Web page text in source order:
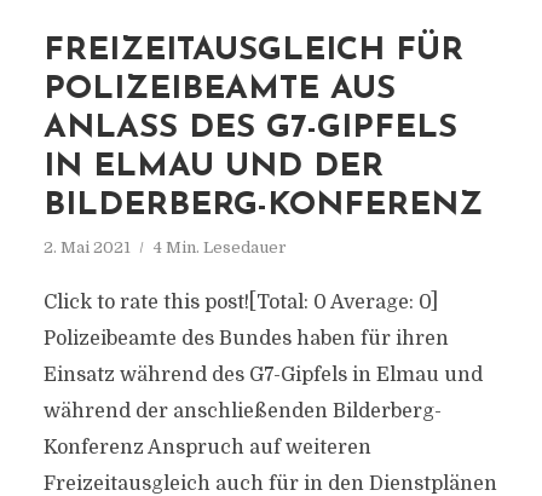
FREIZEITAUSGLEICH FÜR
POLIZEIBEAMTE AUS
ANLASS DES G7-GIPFELS
IN ELMAU UND DER
BILDERBERG-KONFERENZ
2. Mai 2021 4 Min. Lesedauer
Click to rate this post![Total: 0 Average: 0]
Polizeibeamte des Bundes haben für ihren
Einsatz während des G7-Gipfels in Elmau und
während der anschließenden Bilderberg-
Konferenz Anspruch auf weiteren
Freizeitausgleich auch für in den Dienstplänen